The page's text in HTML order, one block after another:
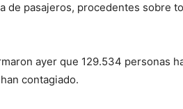
de pasajeros, procedentes sobre
ayer que 129.534 personas
contagiado.